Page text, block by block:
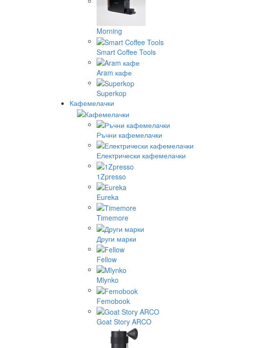
Morning
Smart Coffee Tools
Aram кафе
Superkop
Кафемелачки
Ръчни кафемелачки
Електрически кафемелачки
1Zpresso
Eureka
Timemore
Други марки
Fellow
Mlynko
Femobook
Goat Story ARCO